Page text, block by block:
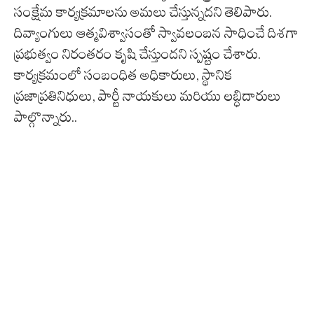
సంక్షేమ కార్యక్రమాలను అమలు చేస్తున్నదని తెలిపారు.
దివ్యాంగులు ఆత్మవిశ్వాసంతో స్వావలంబన సాధించే దిశగా
ప్రభుత్వం నిరంతరం కృషి చేస్తుందని స్పష్టం చేశారు.
కార్యక్రమంలో సంబంధిత అధికారులు, స్థానిక
ప్రజాప్రతినిధులు, పార్టీ నాయకులు మరియు లబ్ధిదారులు
పాల్గొన్నారు..